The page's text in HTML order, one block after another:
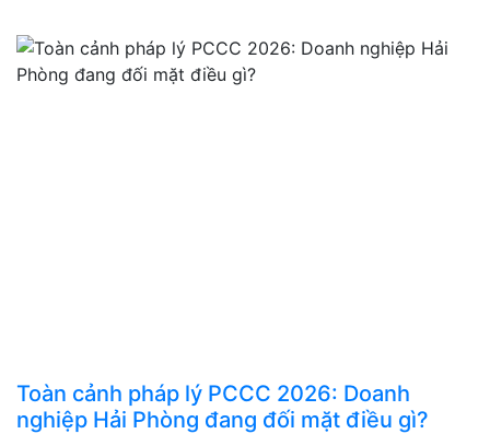
Toàn cảnh pháp lý PCCC 2026: Doanh
nghiệp Hải Phòng đang đối mặt điều gì?